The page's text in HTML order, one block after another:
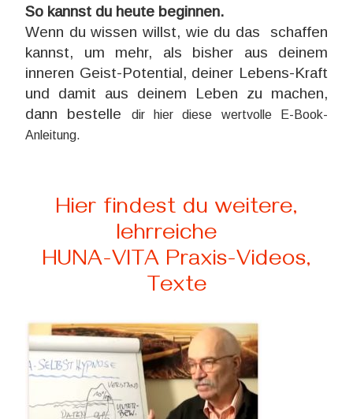
So kannst du heute beginnen.
Wenn du wissen willst, wie du das schaffen
kannst, um mehr, als bisher aus deinem
inneren Geist-Potential, deiner Lebens-Kraft
und damit aus deinem Leben zu machen,
dann bestelle
dir hier diese wertvolle E-Book-
Anleitung.
Hier findest du weitere,
lehrreiche
HUNA-VITA Praxis-Videos,
Texte